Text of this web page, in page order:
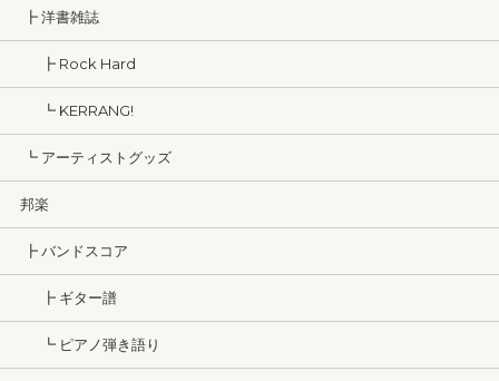
┣ 洋書雑誌
┣ Rock Hard
┗ KERRANG!
┗ アーティストグッズ
邦楽
┣ バンドスコア
┣ ギター譜
┗ ピアノ弾き語り